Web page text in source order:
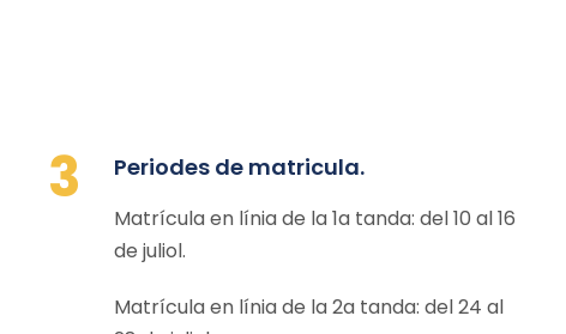
3 Periodes de matricula.
Matrícula en línia de la 1a tanda: del 10 al 16
de juliol.
Matrícula en línia de la 2a tanda: del 24 al